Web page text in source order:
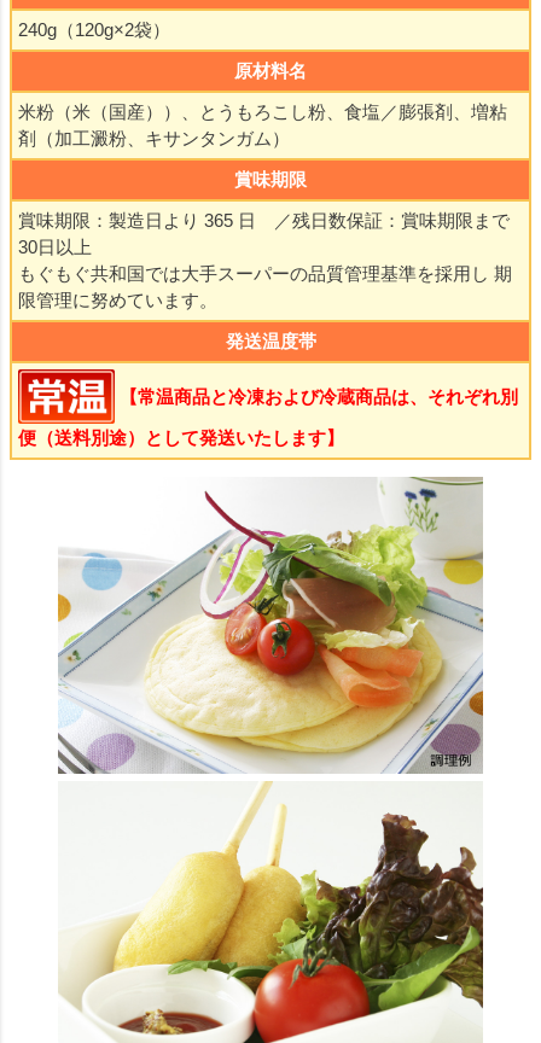
240g（120g×2袋）
原材料名
米粉（米（国産））、とうもろこし粉、食塩／膨張剤、増粘
剤（加工澱粉、キサンタンガム）
賞味期限
賞味期限：製造日より 365 日 ／残日数保証：賞味期限まで
30日以上
もぐもぐ共和国では大手スーパーの品質管理基準を採用し 期
限管理に努めています。
発送温度帯
【常温商品と冷凍および冷蔵商品は、それぞれ別
便（送料別途）として発送いたします】